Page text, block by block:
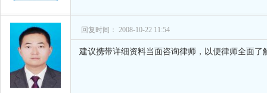
回复时间： 2008-10-22 11:54
建议携带详细资料当面咨询律师，以便律师全面